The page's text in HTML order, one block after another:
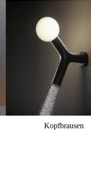
Kopfbrausen